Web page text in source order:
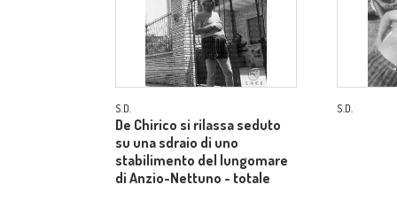
S.D.
De Chirico si rilassa seduto
su una sdraio di uno
stabilimento del lungomare
di Anzio-Nettuno - totale
S.D.